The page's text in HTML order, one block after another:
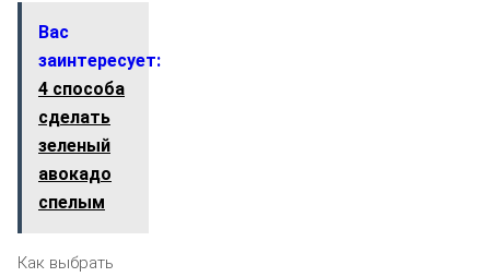
Вас
заинтересует:
4 способа
сделать
зеленый
авокадо
спелым
Как выбрать